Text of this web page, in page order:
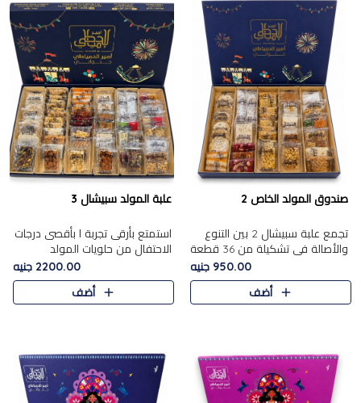
صندوق المولد الخاص 2
تجمع علبة سبيشال 2 بين التنوع
والأصالة في تشكيلة من 36 قطعة
تضم أشهر حلويات المولد الشرقية.
تحتوي العلبة على الجزرية بالفول،
والجزرية بالبن..
950.00 جنيه
أضف
علبة المولد سبيشال 3
استمتع بأرقى تجربة ا بأقصى درجات
الاحتفال من حلويات المولد
المصريه الأصيلة مع هذه الفخامة
مع علبة سبيشال 3 التي تضم 56
قطعة من تشكيلة استثن..
2200.00 جنيه
أضف